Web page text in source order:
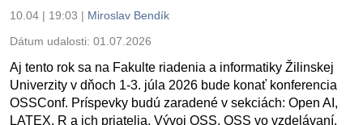
10.04 | 19:03 | Miroslav Bendík
Dátum udalosti: 01.07.2026
Aj tento rok sa na Fakulte riadenia a informatiky Žilinskej
Univerzity v dňoch 1-3. júla 2026 bude konať konferencia
OSSConf. Príspevky budú zaradené v sekciách: Open AI,
LATEX, R a ich priatelia, Vývoj OSS, OSS vo vzdelávaní,